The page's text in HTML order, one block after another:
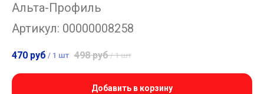
Альта-Профиль
Артикул: 00000008258
470 руб / 1 шт 498 руб / 1 шт
Добавить в корзину